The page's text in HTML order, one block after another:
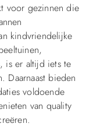
voor gezinnen die
kindvriendelijke
is er altijd iets te
Daarnaast bieden
voldoende
van quality